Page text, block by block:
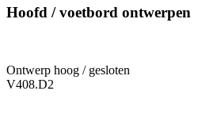
Hoofd / voetbord ontwerpen
Ontwerp hoog / gesloten
V408.D2